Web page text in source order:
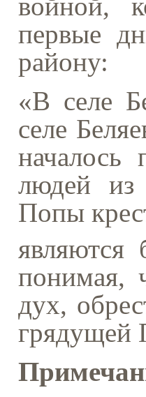
первые
району:
«В селе
селе
началось
людей из
Попы
являются
понимая,
дух,
грядущей